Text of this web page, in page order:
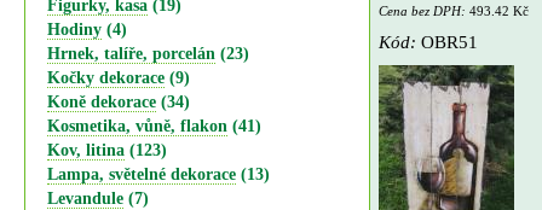
Figurky, kasa (19)
Hodiny (4)
Hrnek, talíře, porcelán (23)
Kočky dekorace (9)
Koně dekorace (34)
Kosmetika, vůně, flakon (41)
Kov, litina (123)
Lampa, světelné dekorace (13)
Levandule (7)
Cena bez DPH: 493.42 Kč
Kód: OBR51